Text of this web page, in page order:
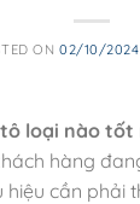
ON 02/10/2024
loại nào tốt
hàng
cần phải